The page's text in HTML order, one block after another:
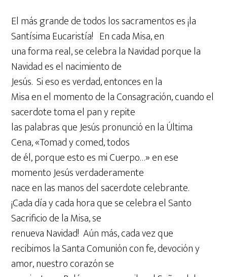
El más grande de todos los sacramentos es ¡la
Santísima Eucaristía! En cada Misa, en
una forma real, se celebra la Navidad porque la
Navidad es el nacimiento de
Jesús. Si eso es verdad, entonces en la
Misa en el momento de la Consagración, cuando el
sacerdote toma el pan y repite
las palabras que Jesús pronunció en la Última
Cena, «Tomad y comed, todos
de él, porque esto es mi Cuerpo…» en ese
momento Jesús verdaderamente
nace en las manos del sacerdote celebrante.
¡Cada día y cada hora que se celebra el Santo
Sacrificio de la Misa, se
renueva Navidad! Aún más, cada vez que
recibimos la Santa Comunión con fe, devoción y
amor, nuestro corazón se